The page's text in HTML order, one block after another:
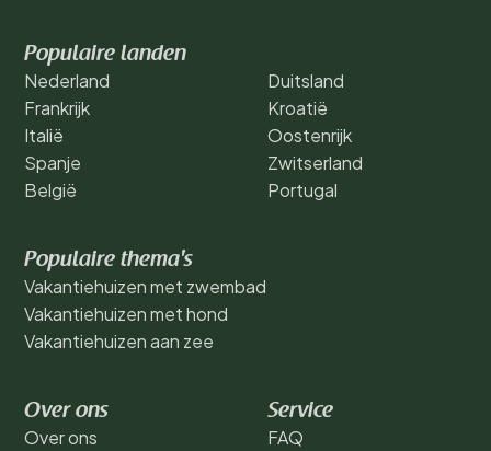
Populaire landen
Nederland
Frankrijk
Italië
Spanje
België
Duitsland
Kroatië
Oostenrijk
Zwitserland
Portugal
Populaire thema's
Vakantiehuizen met zwembad
Vakantiehuizen met hond
Vakantiehuizen aan zee
Over ons
Over ons
Service
FAQ